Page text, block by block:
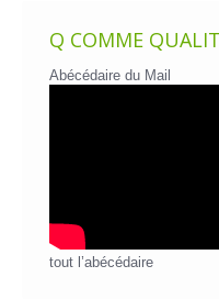
Q COMME
Abécédaire du Mail
tout l’abécédaire